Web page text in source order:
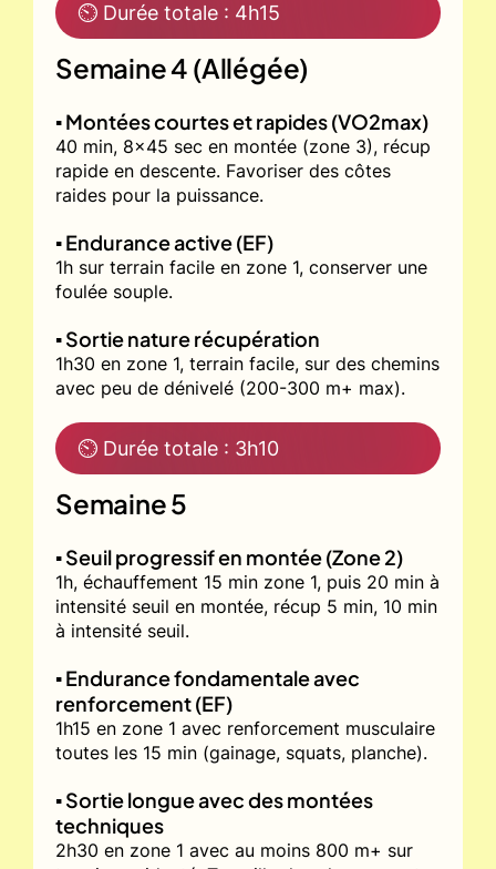
⏲ Durée totale : 4h15
Semaine 4 (Allégée)
▪️ Montées courtes et rapides (VO2max)
40 min, 8x45 sec en montée (zone 3), récup
rapide en descente. Favoriser des côtes
raides pour la puissance.
▪️ Endurance active (EF)
1h sur terrain facile en zone 1, conserver une
foulée souple.
▪️ Sortie nature récupération
1h30 en zone 1, terrain facile, sur des chemins
avec peu de dénivelé (200-300 m+ max).
⏲ Durée totale : 3h10
Semaine 5
▪️ Seuil progressif en montée (Zone 2)
1h, échauffement 15 min zone 1, puis 20 min à
intensité seuil en montée, récup 5 min, 10 min
à intensité seuil.
▪️ Endurance fondamentale avec
renforcement (EF)
1h15 en zone 1 avec renforcement musculaire
toutes les 15 min (gainage, squats, planche).
▪️ Sortie longue avec des montées
techniques
2h30 en zone 1 avec au moins 800 m+ sur